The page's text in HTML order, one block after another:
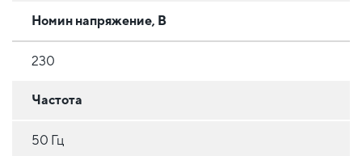
Номин напряжение, В
230
Частота
50 Гц